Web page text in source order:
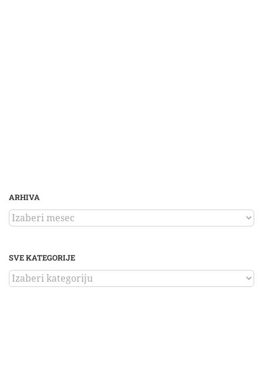
ARHIVA
ARHIVA
SVE KATEGORIJE
SVE
KATEGORIJE